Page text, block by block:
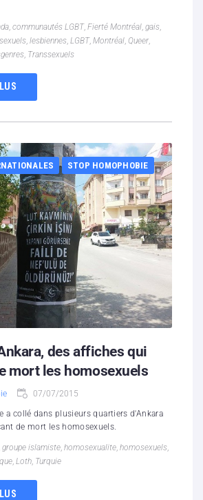
, communautés LGBT, Fierté Montréal, gais,
, lesbiennes, LGBT, Montréal, Queer,
, Transsexuels
STOP HOMOPHOBIE
des affiches qui
mort les homosexuels
07/07/2015
a collé dans plusieurs quartiers d'Ankara
de mort les homosexuels.
groupe islamiste, homosexualite, homosexuels,
, Loth, Turquie